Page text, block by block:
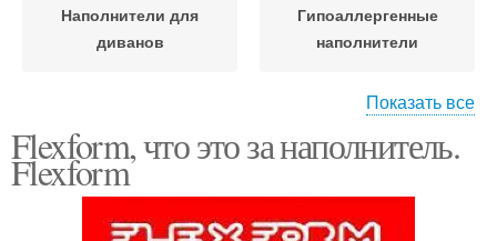
Наполнители для
диванов
Гипоаллергенные
наполнители
Мягкие наполнители
Показать все
Flexform, что это за наполнитель.
Flexform